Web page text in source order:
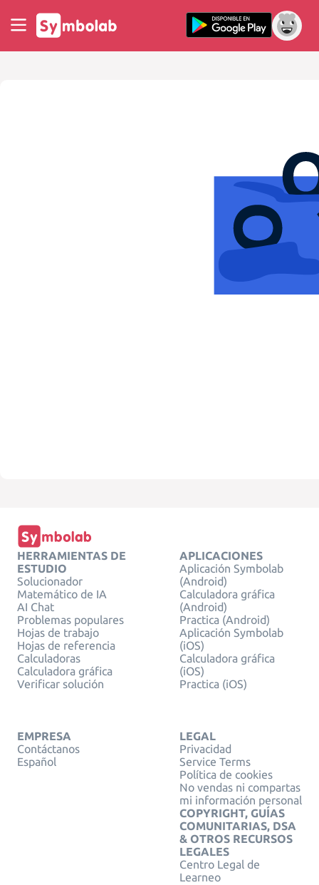
HERRAMIENTAS DE
ESTUDIO
Solucionador
Matemático de IA
AI Chat
Problemas populares
Hojas de trabajo
Hojas de referencia
Calculadoras
Calculadora gráfica
Verificar solución
APLICACIONES
Aplicación Symbolab
(Android)
Calculadora gráfica
(Android)
Practica (Android)
Aplicación Symbolab
(iOS)
Calculadora gráfica
(iOS)
Practica (iOS)
EMPRESA
Contáctanos
Español
LEGAL
Privacidad
Service Terms
Política de cookies
No vendas ni compartas
mi información personal
COPYRIGHT, GUÍAS
COMUNITARIAS, DSA
& OTROS RECURSOS
LEGALES
Centro Legal de
Learneo